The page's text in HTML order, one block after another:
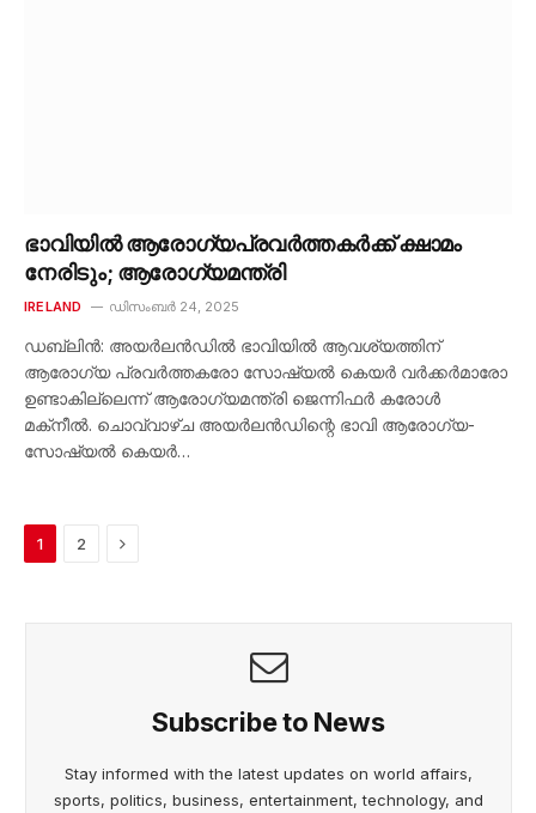
ഭാവിയിൽ ആരോഗ്യപ്രവർത്തകർക്ക് ക്ഷാമം
നേരിടും; ആരോഗ്യമന്ത്രി
IRELAND ഡിസംബർ 24, 2025
ഡബ്ലിൻ: അയർലൻഡിൽ ഭാവിയിൽ ആവശ്യത്തിന്
ആരോഗ്യ പ്രവർത്തകരോ സോഷ്യൽ കെയർ വർക്കർമാരോ
ഉണ്ടാകില്ലെന്ന് ആരോഗ്യമന്ത്രി ജെന്നിഫർ കരോൾ
മക്‌നീൽ. ചൊവ്വാഴ്ച അയർലൻഡിന്റെ ഭാവി ആരോഗ്യ-
സോഷ്യൽ കെയർ…
1 2 Next
Subscribe to News
Stay informed with the latest updates on world affairs,
sports, politics, business, entertainment, technology, and